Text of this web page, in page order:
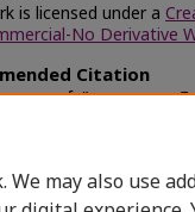
is licensed under a
No Derivative
Citation
เสกสรรค์, "ผลกระทบของ
may also use